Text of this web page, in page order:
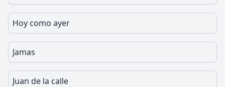
Hoy como ayer
Jamas
Juan de la calle